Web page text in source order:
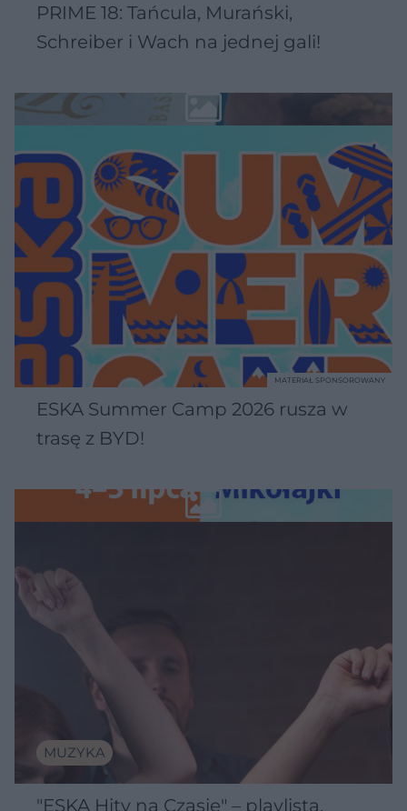
PRIME 18: Tańcula, Murański,
Schreiber i Wach na jednej gali!
ESKA Summer Camp 2026 rusza w
trasę z BYD!
MATERIAŁ SPONSOROWANY
MUZYKA
"ESKA Hity na Czasie" – playlista,